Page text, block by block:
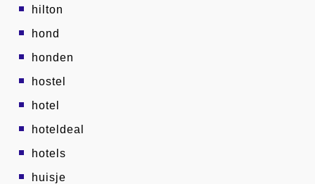
hilton
hond
honden
hostel
hotel
hoteldeal
hotels
huisje